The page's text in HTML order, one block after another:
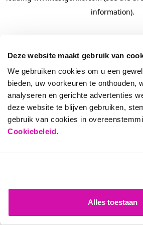
Deze website maakt gebruik van
We gebruiken cookies om u een
bieden, uw voorkeuren te onthouden,
analyseren en gerichte advertenties
deze website te blijven gebruiken,
gebruik van cookies in
Cookiebeleid.
Alles toestaan
information).